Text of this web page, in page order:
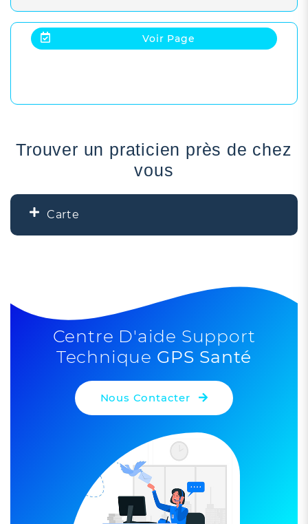
Voir Page
Trouver un praticien près de chez
vous
Carte
Leaflet| ©OpenStreetMap
Centre D'aide Support
Technique GPS Santé
Nous Contacter